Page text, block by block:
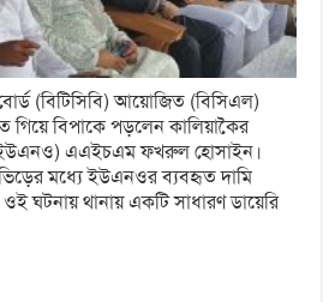
(বিটিসিবি) আয়োজিত (বিসিএল)
গিয়ে বিপাকে পড়লেন কালিয়াকৈর
(ইউএনও) এএইচএম ফখরুল হোসাইন।
ভিড়ের মধ্যে ইউএনওর ব্যবহৃত দামি
ঘটনায় থানায় একটি সাধারণ ডায়েরি